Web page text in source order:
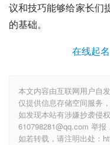
议和技巧能够给家长们
的基础。
在线起
本文内容由互联网用户自
仅提供信息存储空间服务
如发现本站有涉嫌抄袭侵
610798281@qq.com 举报
如若转载，请注明出处：